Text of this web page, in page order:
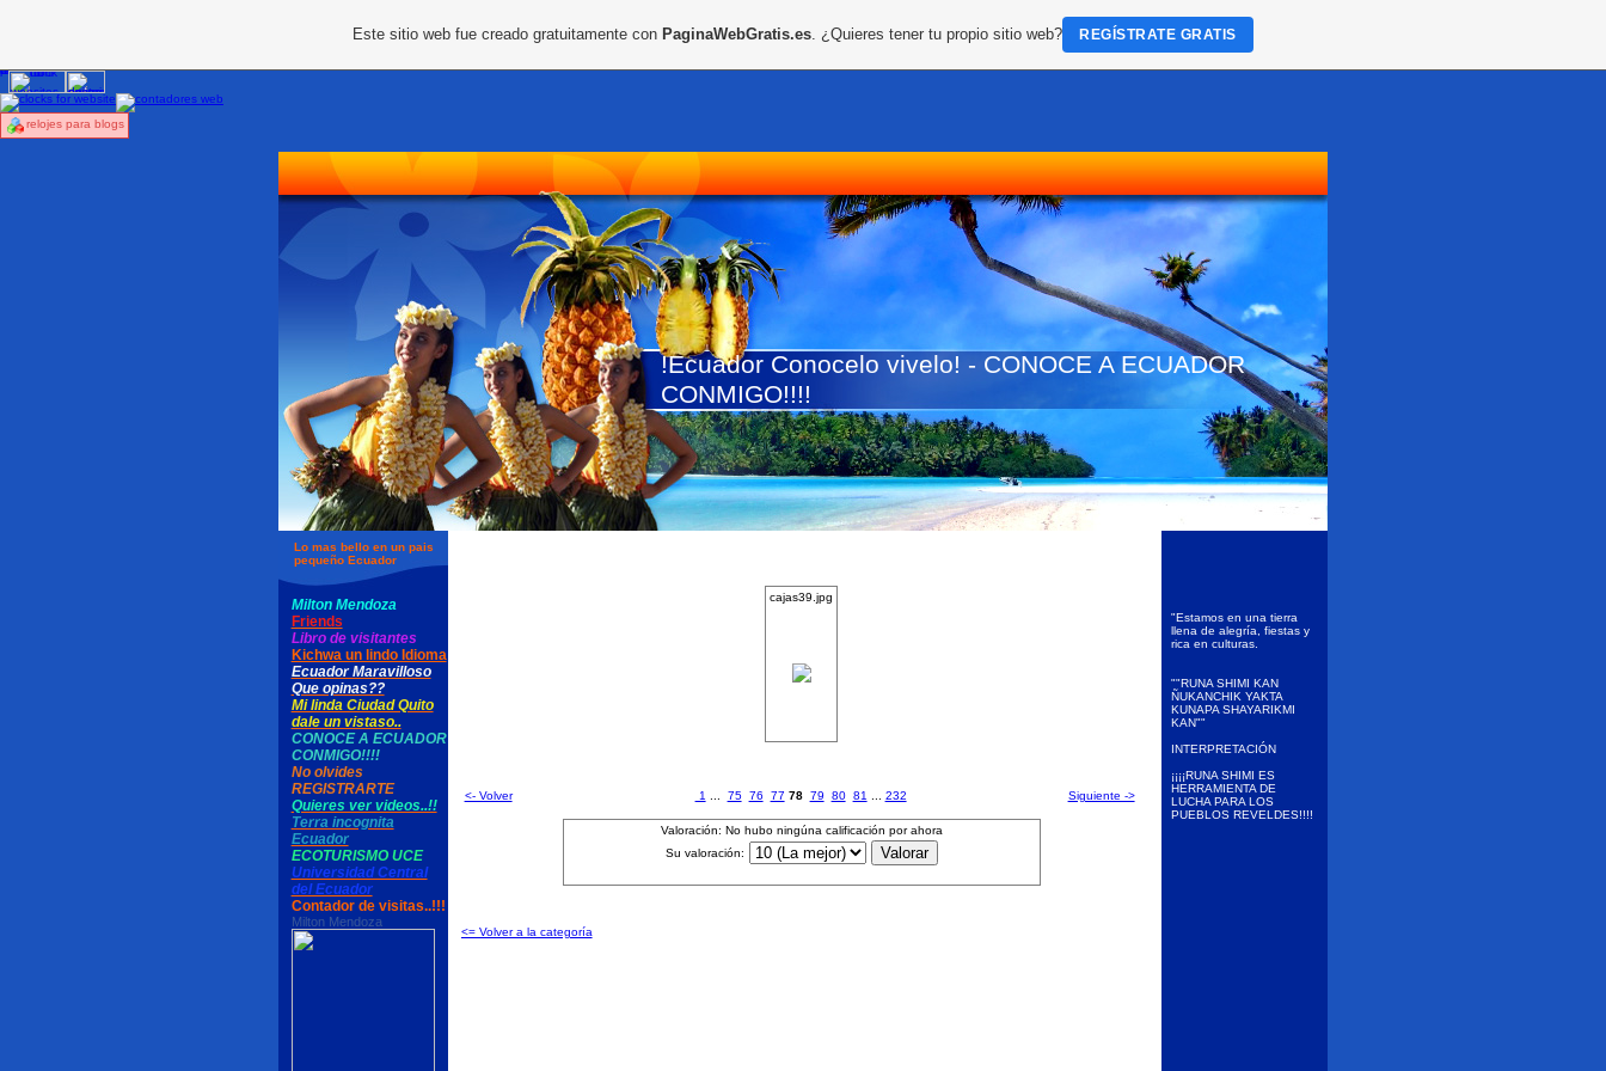
relojes para blogs
!Ecuador Conocelo vivelo! - CONOCE A ECUADOR
CONMIGO!!!!
Lo mas bello en un pais
pequeño Ecuador
Milton Mendoza
Friends
Libro de visitantes
Kichwa un lindo Idioma
Ecuador Maravilloso
Que opinas??
Mi linda Ciudad Quito
dale un vistaso..
CONOCE A ECUADOR
CONMIGO!!!!
No olvides
REGISTRARTE
Quieres ver videos..!!
Terra incognita
Ecuador
ECOTURISMO UCE
Universidad Central
del Ecuador
Contador de visitas..!!!
Milton Mendoza
cajas39.jpg
<- Volver 1 75 76 77 78 79 80 81 232 Siguiente ->
Valoración: No hubo ningúna calificación por ahora
Su valoración:
<= Volver a la categoría
"Estamos en una tierra
llena de alegría, fiestas y
rica en culturas.
""RUNA SHIMI KAN
ÑUKANCHIK YAKTA
KUNAPA SHAYARIKMI
KAN""
INTERPRETACIÓN
¡¡¡¡RUNA SHIMI ES
HERRAMIENTA DE
LUCHA PARA LOS
PUEBLOS REVELDES!!!!
Este sitio web fue creado gratuitamente con PaginaWebGratis.es. ¿Quieres tener tu propio sitio web? REGÍSTRATE GRATIS